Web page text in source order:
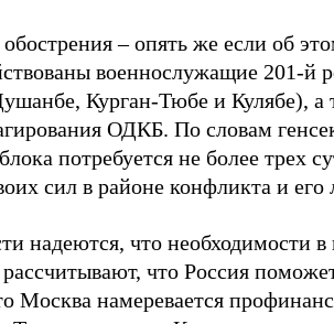
– опять же если об
военнослужащие 201-й
Курган-Тюбе и Кулябе), а
ОДКБ. По словам
потребуется не более трех
сил в районе конфликта и его
надеются, что необходимости
рассчитывают, что Россия
Москва намеревается